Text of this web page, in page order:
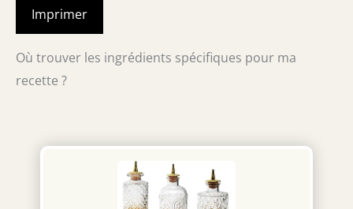
Imprimer
Où trouver les ingrédients spécifiques pour ma
recette ?